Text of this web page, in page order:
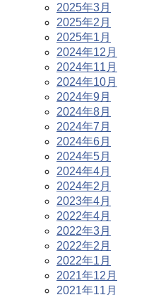
2025年3月
2025年2月
2025年1月
2024年12月
2024年11月
2024年10月
2024年9月
2024年8月
2024年7月
2024年6月
2024年5月
2024年4月
2024年2月
2023年4月
2022年4月
2022年3月
2022年2月
2022年1月
2021年12月
2021年11月